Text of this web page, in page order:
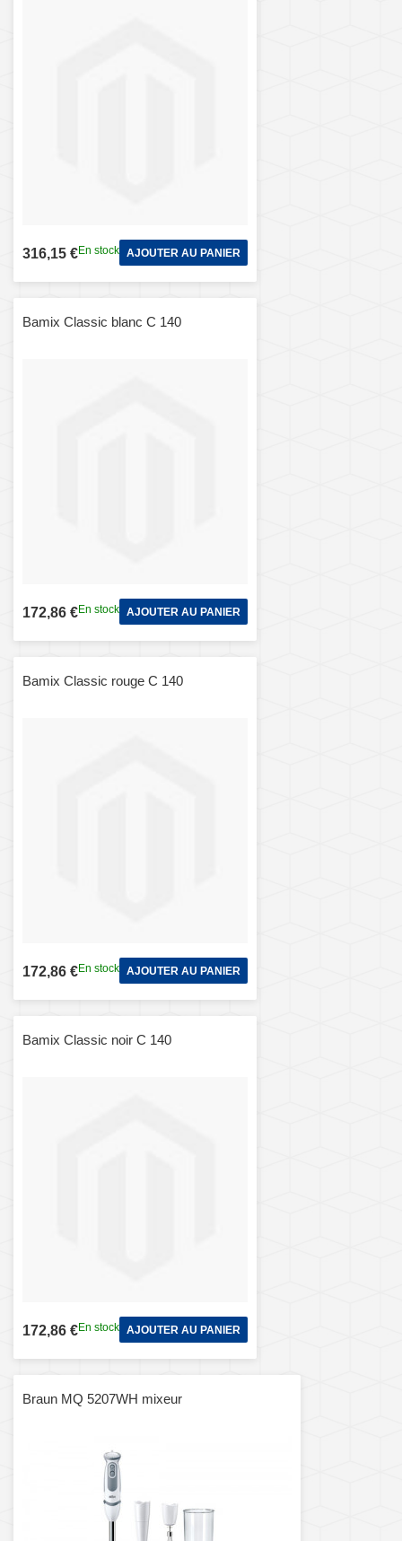
316,15 €En stock AJOUTER AU PANIER
Bamix Classic blanc C 140
172,86 €En stock AJOUTER AU PANIER
Bamix Classic rouge C 140
172,86 €En stock AJOUTER AU PANIER
Bamix Classic noir C 140
172,86 €En stock AJOUTER AU PANIER
Braun MQ 5207WH mixeur